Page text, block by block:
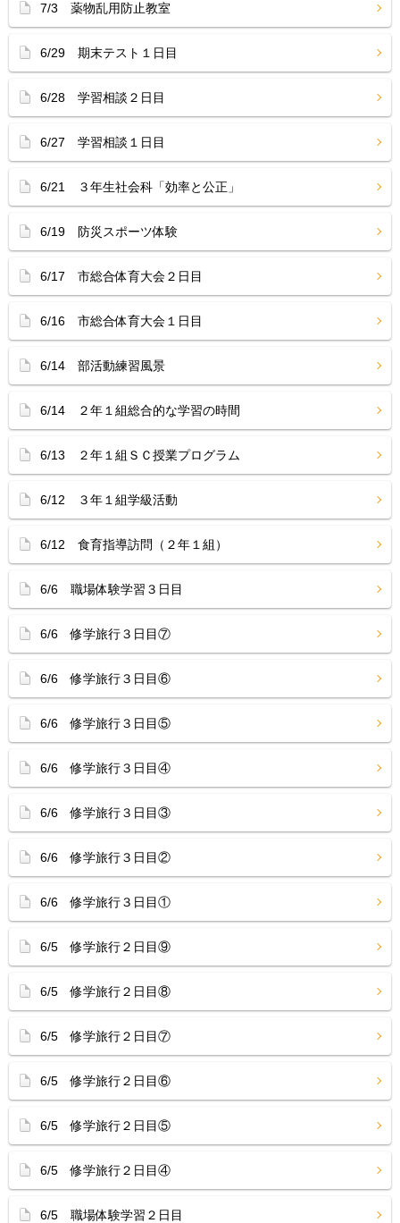
7/3 薬物乱用防止教室
6/29 期末テスト１日目
6/28 学習相談２日目
6/27 学習相談１日目
6/21 ３年生社会科「効率と公正」
6/19 防災スポーツ体験
6/17 市総合体育大会２日目
6/16 市総合体育大会１日目
6/14 部活動練習風景
6/14 ２年１組総合的な学習の時間
6/13 ２年１組ＳＣ授業プログラム
6/12 ３年１組学級活動
6/12 食育指導訪問（２年１組）
6/6 職場体験学習３日目
6/6 修学旅行３日目⑦
6/6 修学旅行３日目⑥
6/6 修学旅行３日目⑤
6/6 修学旅行３日目④
6/6 修学旅行３日目③
6/6 修学旅行３日目②
6/6 修学旅行３日目①
6/5 修学旅行２日目⑨
6/5 修学旅行２日目⑧
6/5 修学旅行２日目⑦
6/5 修学旅行２日目⑥
6/5 修学旅行２日目⑤
6/5 修学旅行２日目④
6/5 職場体験学習２日目